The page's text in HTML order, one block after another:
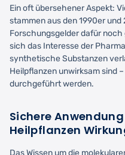
Ein oft übersehener Aspekt:
stammen aus den 1990er
Forschungsgelder dafür
sich das Interesse der
synthetische Substanzen
Heilpflanzen unwirksam sind
durchgeführt werden.
Sichere
Heilpflanzen
Das Wissen um die